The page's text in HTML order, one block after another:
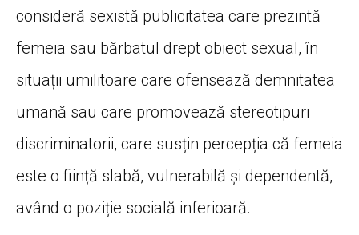
consideră sexistă publicitatea care prezintă
femeia sau bărbatul drept obiect sexual, în
situații umilitoare care ofensează demnitatea
umană sau care promovează stereotipuri
discriminatorii, care susțin percepția că femeia
este o ființă slabă, vulnerabilă și dependentă,
având o poziție socială inferioară.